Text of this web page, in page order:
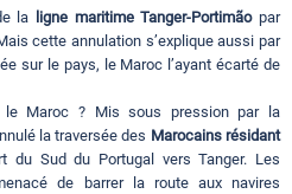
la ligne maritime Tanger-Portimãopar
cette annulation s’explique aussi par
sur le pays, le Maroc l’ayant écarté de
le Maroc ? Mis sous pression par la
la traversée des Marocains résidant
du Sud du Portugal vers Tanger. Les
de barrer la route aux navires